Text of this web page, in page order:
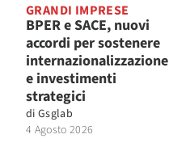
GRANDI IMPRESE
BPER e SACE, nuovi
accordi per sostenere
internazionalizzazione
e investimenti
strategici
di Gsglab
4 Agosto 2026